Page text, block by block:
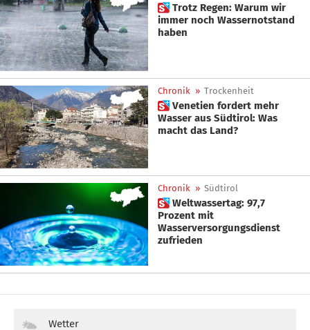
 Trotz Regen: Warum wir
immer noch Wassernotstand
haben
Chronik » Trockenheit
 Venetien fordert mehr
Wasser aus Südtirol: Was
macht das Land?
Chronik » Südtirol
 Weltwassertag: 97,7
Prozent mit
Wasserversorgungsdienst
zufrieden
Wetter